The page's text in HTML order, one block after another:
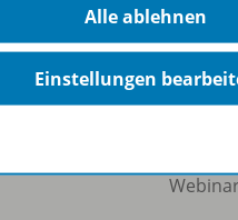
Alle ablehnen
Einstellungen